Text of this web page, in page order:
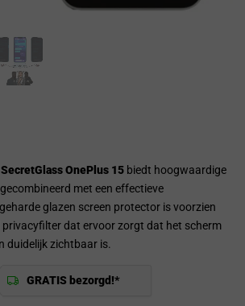
OnePlus 15 biedt hoogwaardige
met een effectieve
glazen screen protector is voorzien
privacyfilter dat ervoor zorgt dat het scherm
duidelijk zichtbaar is.
GRATIS bezorgd!*